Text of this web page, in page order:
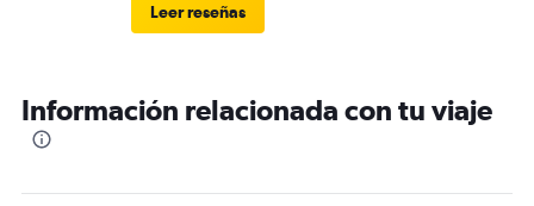
Leer reseñas
Información relacionada con tu viaje